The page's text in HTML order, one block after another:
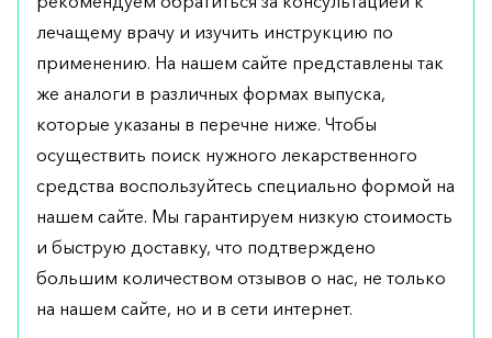
лечащему врачу и изучить инструкцию по
применению. На нашем сайте представлены так
же аналоги в различных формах выпуска,
которые указаны в перечне ниже. Чтобы
осуществить поиск нужного лекарственного
средства воспользуйтесь специально формой на
нашем сайте. Мы гарантируем низкую стоимость
и быструю доставку, что подтверждено
большим количеством отзывов о нас, не только
на нашем сайте, но и в сети интернет.